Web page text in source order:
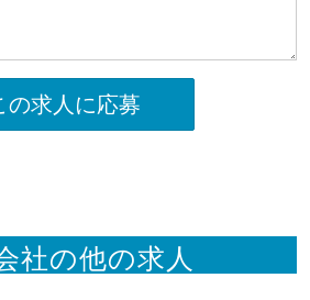
の求人に応募
社の他の求人